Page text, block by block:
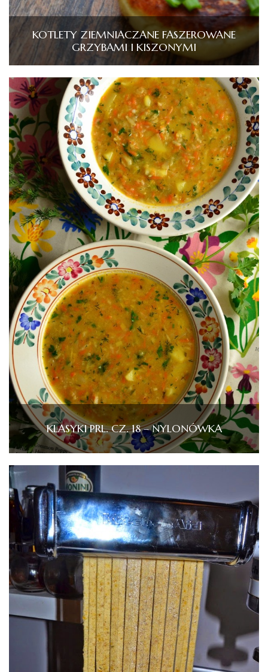
KOTLETY ZIEMNIACZANE FASZEROWANE
GRZYBAMI I KISZONYMI
KLASYKI PRL. CZ. 18 – NYLONÓWKA